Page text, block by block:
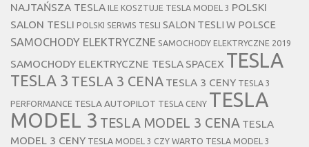
NAJTAŃSZA TESLA ILE KOSZTUJE TESLA MODEL 3 POLSKI
SALON TESLI POLSKI SERWIS TESLI SALON TESLI W POLSCE
SAMOCHODY ELEKTRYCZNE SAMOCHODY ELEKTRYCZNE 2019
SAMOCHODY ELEKTRYCZNE TESLA SPACEX TESLA
TESLA 3 TESLA 3 CENA TESLA 3 CENY TESLA 3
PERFORMANCE TESLA AUTOPILOT TESLA CENY TESLA
MODEL 3 TESLA MODEL 3 CENA TESLA
MODEL 3 CENY TESLA MODEL 3 CZY WARTO TESLA MODEL 3